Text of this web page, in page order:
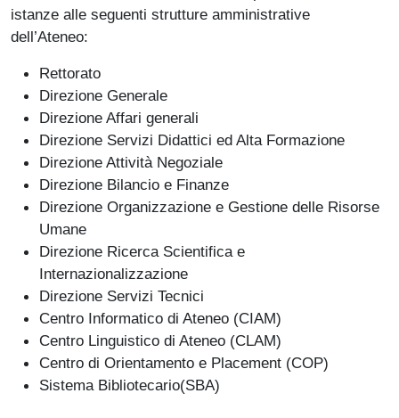
istanze alle seguenti strutture amministrative
dell’Ateneo:
Rettorato
Direzione Generale
Direzione Affari generali
Direzione Servizi Didattici ed Alta Formazione
Direzione Attività Negoziale
Direzione Bilancio e Finanze
Direzione Organizzazione e Gestione delle Risorse
Umane
Direzione Ricerca Scientifica e
Internazionalizzazione
Direzione Servizi Tecnici
Centro Informatico di Ateneo (CIAM)
Centro Linguistico di Ateneo (CLAM)
Centro di Orientamento e Placement (COP)
Sistema Bibliotecario(SBA)